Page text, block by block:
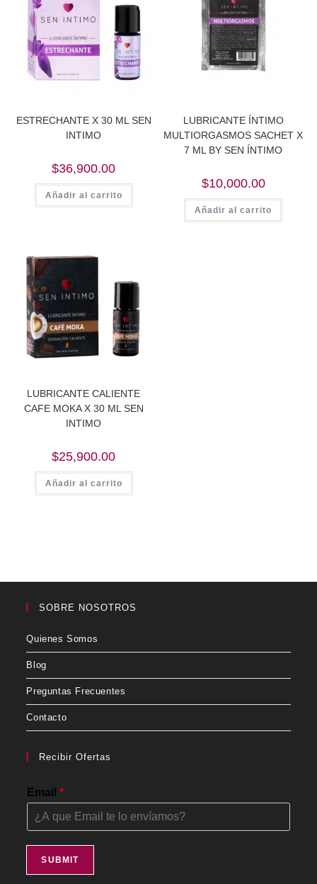
ESTRECHANTE X 30 ML SEN
INTIMO
$36,900.00
Añadir al carrito
LUBRICANTE ÍNTIMO
MULTIORGASMOS SACHET X
7 ML BY SEN ÍNTIMO
$10,000.00
Añadir al carrito
LUBRICANTE CALIENTE
CAFE MOKA X 30 ML SEN
INTIMO
$25,900.00
Añadir al carrito
SOBRE NOSOTROS
Quienes Somos
Blog
Preguntas Frecuentes
Contacto
Recibir Ofertas
Email*
SUBMIT